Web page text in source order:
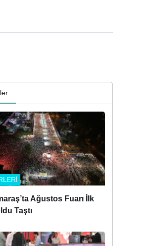
Modu
modunu seçin.
Ağustos Fuarı İlk
Taştı